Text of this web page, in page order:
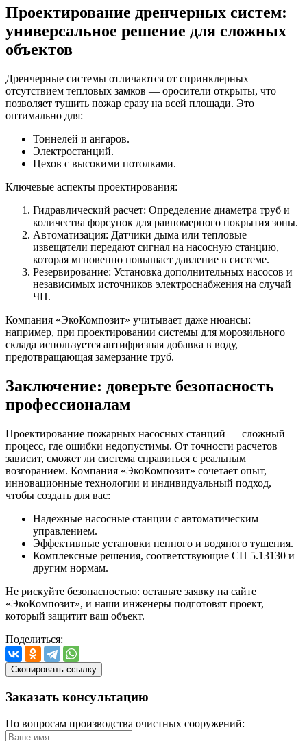
Проектирование дренчерных систем:
универсальное решение для сложных
объектов
Дренчерные системы отличаются от спринклерных
отсутствием тепловых замков — оросители открыты, что
позволяет тушить пожар сразу на всей площади. Это
оптимально для:
Тоннелей и ангаров.
Электростанций.
Цехов с высокими потолками.
Ключевые аспекты проектирования:
Гидравлический расчет: Определение диаметра труб и
количества форсунок для равномерного покрытия зоны.
Автоматизация: Датчики дыма или тепловые
извещатели передают сигнал на насосную станцию,
которая мгновенно повышает давление в системе.
Резервирование: Установка дополнительных насосов и
независимых источников электроснабжения на случай
ЧП.
Компания «ЭкоКомпозит» учитывает даже нюансы:
например, при проектировании системы для морозильного
склада используется антифризная добавка в воду,
предотвращающая замерзание труб.
Заключение: доверьте безопасность
профессионалам
Проектирование пожарных насосных станций — сложный
процесс, где ошибки недопустимы. От точности расчетов
зависит, сможет ли система справиться с реальным
возгоранием. Компания «ЭкоКомпозит» сочетает опыт,
инновационные технологии и индивидуальный подход,
чтобы создать для вас:
Надежные насосные станции с автоматическим
управлением.
Эффективные установки пенного и водяного тушения.
Комплексные решения, соответствующие СП 5.13130 и
другим нормам.
Не рискуйте безопасностью: оставьте заявку на сайте
«ЭкоКомпозит», и наши инженеры подготовят проект,
который защитит ваш объект.
Поделиться:
Скопировать ссылку
Заказать консультацию
По вопросам производства очистных сооружений: